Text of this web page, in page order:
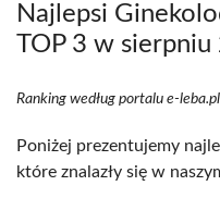
Najlepsi
TOP 3 w
Ranking według portalu e-leba.pl
Poniżej prezentujemy
które znalazły się w